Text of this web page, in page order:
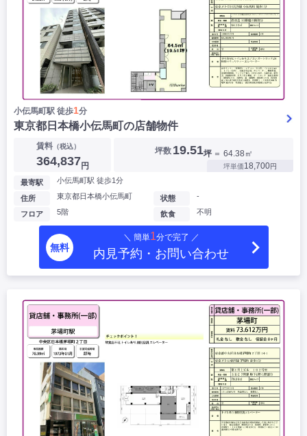
小伝馬町駅 徒歩1分
東京都日本橋小伝馬町の店舗物件
賃料（税込）
364,837円
坪数 19.51坪 ＝ 64.38㎡
坪単価18,700円
最寄駅 小伝馬町駅 徒歩1分
住所 東京都日本橋小伝馬町
フロア 5階
状態 -
飲食 不明
無料
＼ 簡単1分で完了 ／
内見予約・お問い合わせ